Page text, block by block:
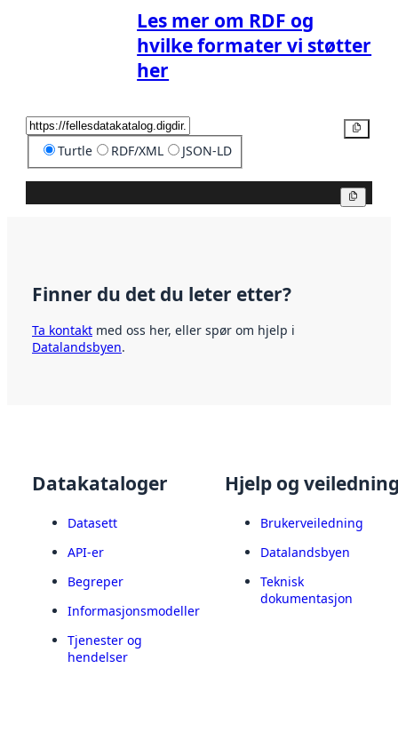
Les mer om RDF og
hvilke formater vi støtter
her
Turtle RDF/XML JSON-LD
Finner du det du leter etter?
Ta kontakt med oss her, eller spør om hjelp i
Datalandsbyen.
Datakataloger
Datasett
API-er
Begreper
Informasjonsmodeller
Tjenester og
hendelser
Hjelp og
Brukerveiledning
Datalandsbyen
Teknisk
dokumentasjon